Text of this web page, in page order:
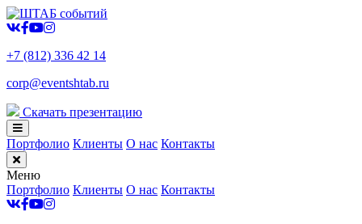
+7 (812) 336 42 14
corp@eventshtab.ru
Скачать презентацию
Портфолио Клиенты О нас Контакты
Меню
Портфолио Клиенты О нас Контакты